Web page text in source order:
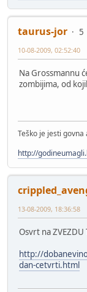
taurus-jor
5
10-08-2009, 02:52:40
Na Grossmannu
zombijima, od
Teško je jesti
http://
13-08-2009, 18:36:58
Osvrt na
http://
dan-cetvrti.html